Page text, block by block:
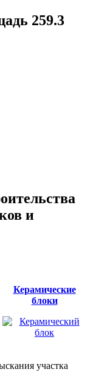
259.3
и
Керамические
блоки
участка